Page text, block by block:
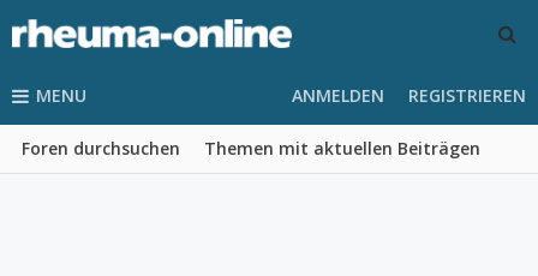
MENU
Foren durchsuchen Themen mit aktuellen Beiträgen
ANMELDEN REGISTRIEREN